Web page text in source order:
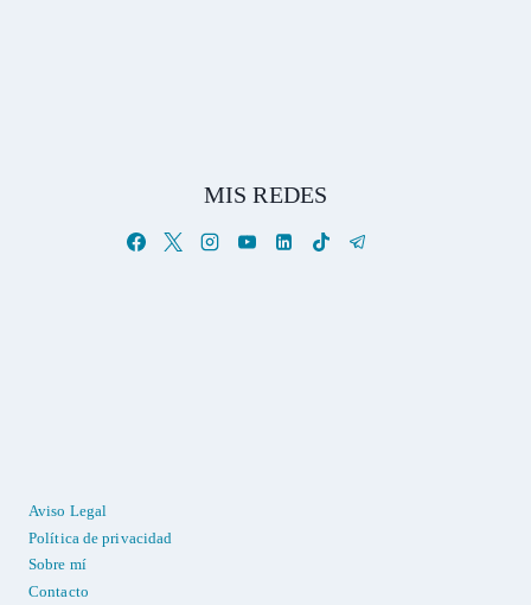
MIS REDES
Aviso Legal
Política de privacidad
Sobre mí
Contacto